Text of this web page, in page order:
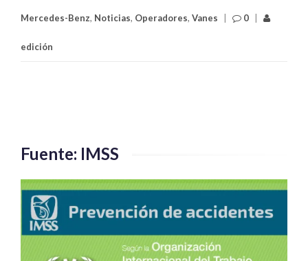
Mercedes-Benz, Noticias, Operadores, Vanes 0
edición
Fuente: IMSS